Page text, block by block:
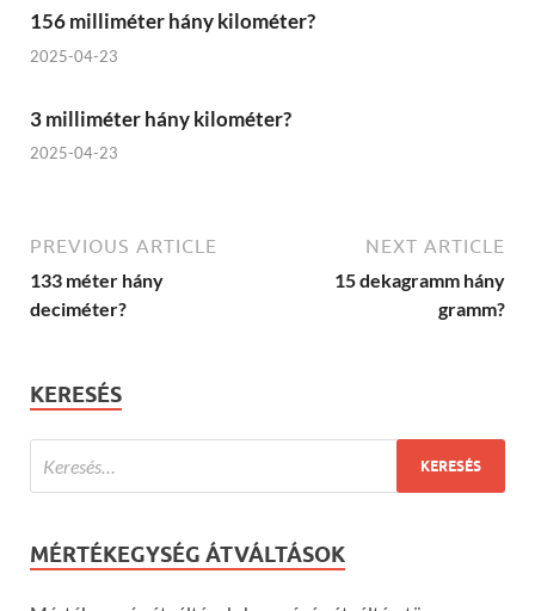
156 milliméter hány kilométer?
2025-04-23
3 milliméter hány kilométer?
2025-04-23
PREVIOUS ARTICLE
133 méter hány
deciméter?
NEXT ARTICLE
15 dekagramm hány
gramm?
KERESÉS
MÉRTÉKEGYSÉG ÁTVÁLTÁSOK